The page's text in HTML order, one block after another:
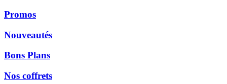
Promos
Nouveautés
Bons Plans
Nos coffrets